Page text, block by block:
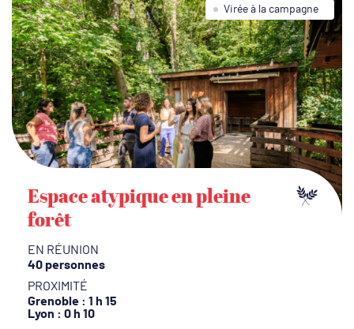
Virée à la campagne
Espace atypique en pleine
forêt
EN RÉUNION
40 personnes
PROXIMITÉ
Grenoble : 1 h 15
Lyon : 0 h 10